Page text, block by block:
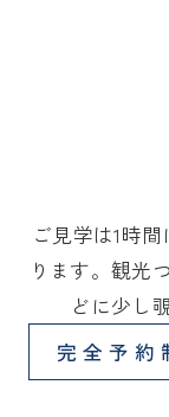
ご見学は1時
ります。観光
どに少し
完全予約